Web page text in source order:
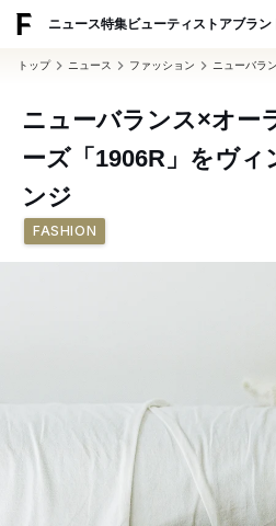
ニュース特集ビューティ ストアブラン
トップ ニュース ファッション ニューバラ
ニューバランス×オー
ーズ「1906R」をヴ
ンジ
FASHION